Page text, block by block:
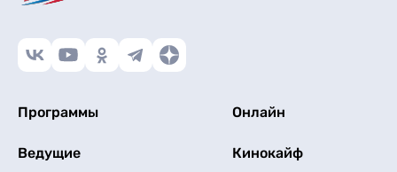
Программы Онлайн
Ведущие Кинокайф